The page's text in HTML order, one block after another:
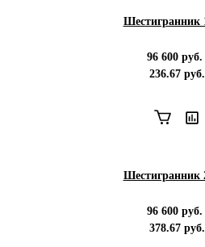
Шестигранник
96 600руб.
236.67руб.
Шестигранник
96 600руб.
378.67руб.